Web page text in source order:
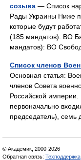
созыва — Список
Рады Украины Ниже
которые будут
(185 мандатов): ВО
мандатов): ВО
Список членов
Основная статья:
членов Совета
Российской империи.
первоначально
председатель),
© Академик, 2000-2026
Обратная связь: Техподдержка